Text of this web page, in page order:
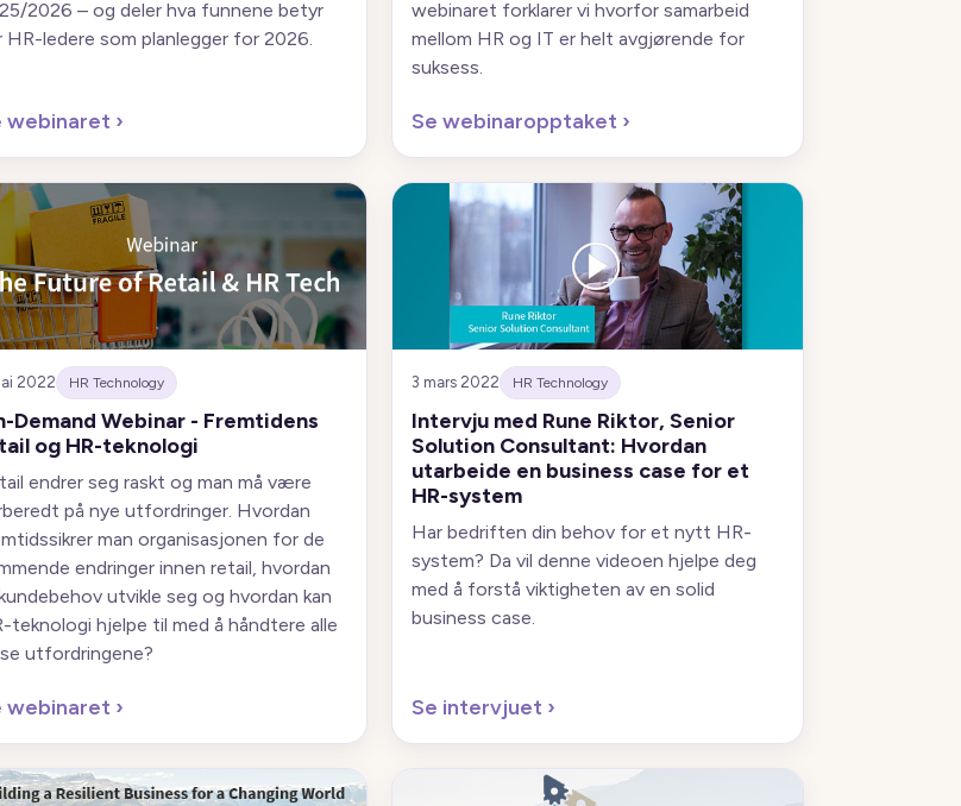
2026 – og deler hva funnene betyr
HR-ledere som planlegger for 2026.
webinaret ›
webinaret forklarer vi hvorfor samarbeid
mellom HR og IT er helt avgjørende for
suksess.
Se webinaropptaket ›
2022 HR Technology
Demand Webinar - Fremtidens
og HR-teknologi
endrer seg raskt og man må være
på nye utfordringer. Hvordan
man organisasjonen for de
endringer innen retail, hvordan
utvikle seg og hvordan kan
teknologi hjelpe til med å håndtere alle
utfordringene?
webinaret ›
3 mars 2022 HR Technology
Intervju med Rune Riktor, Senior
Solution Consultant: Hvordan
utarbeide en business case for et
HR-system
Har bedriften din behov for et nytt HR-
system? Da vil denne videoen hjelpe deg
med å forstå viktigheten av en solid
business case.
Se intervjuet ›